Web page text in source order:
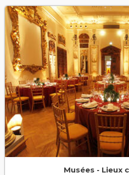
Musées - Lieux